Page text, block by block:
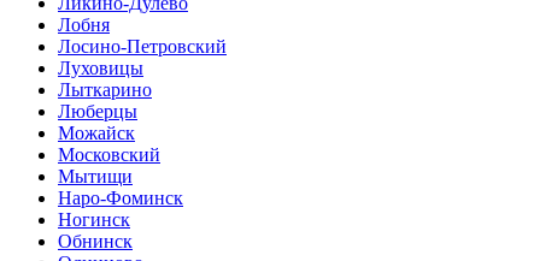
Лобня
Лосино-Петровский
Луховицы
Лыткарино
Люберцы
Можайск
Московский
Мытищи
Наро-Фоминск
Ногинск
Обнинск